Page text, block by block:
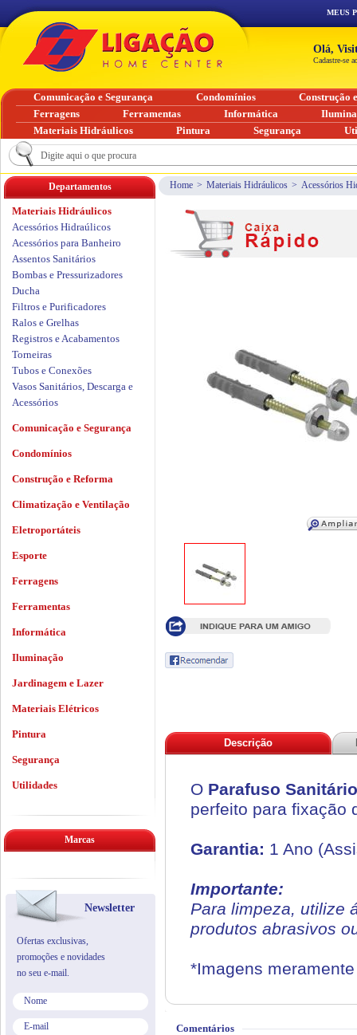
Home > Materiais Hidráulicos > Acessórios
Descrição
O Parafuso
perfeito para fixação
Garantia: 1 Ano
Importante:
Para limpeza, utilize
produtos abrasivos
*Imagens
Comentários
Departamentos
Materiais Hidráulicos
Acessórios Hidraúlicos
Acessórios para Banheiro
Assentos Sanitários
Bombas e Pressurizadores
Ducha
Filtros e Purificadores
Ralos e Grelhas
Registros e Acabamentos
Torneiras
Tubos e Conexões
Vasos Sanitários, Descarga e
Acessórios
Comunicação e Segurança
Condomínios
Construção e Reforma
Climatização e Ventilação
Eletroportáteis
Esporte
Ferragens
Ferramentas
Informática
Iluminação
Jardinagem e Lazer
Materiais Elétricos
Pintura
Segurança
Utilidades
Marcas
Newsletter
Ofertas exclusivas,
promoções e novidades
no seu e-mail.
MEUS
Olá,
Cadastre-se
Comunicação e Segurança Condomínios
Construção
Ferragens
Ferramentas Informática
Materiais Hidráulicos
Pintura Segurança